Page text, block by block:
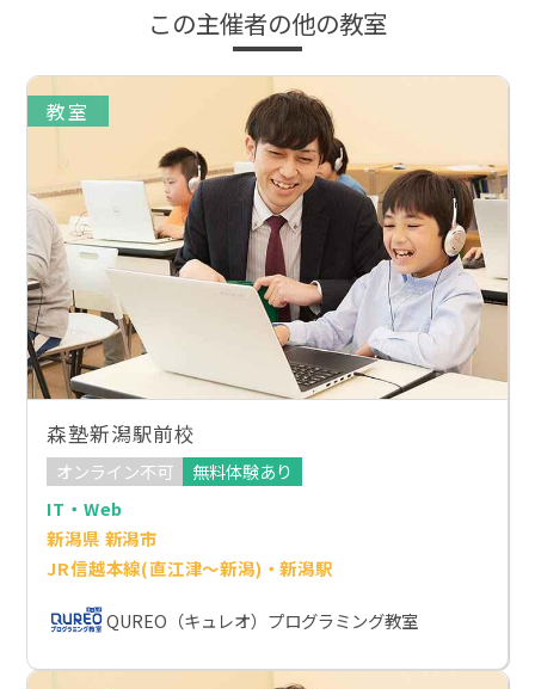
この主催者の他の教室
教室
森塾新潟駅前校
オンライン不可
無料体験あり
IT・Web
新潟県 新潟市
JR信越本線(直江津～新潟)・新潟駅
QUREO（キュレオ）プログラミング教室